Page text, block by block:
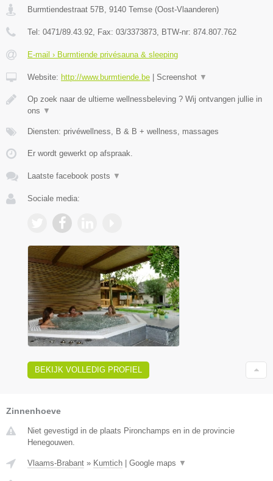
Burmtiendestraat 57B, 9140 Temse (Oost-Vlaanderen)
Tel: 0471/89.43.92, Fax: 03/3373873, BTW-nr: 874.807.762
E-mail › Burmtiende privésauna & sleeping
Website: http://www.burmtiende.be Screenshot ▼
Op zoek naar de ultieme wellnessbeleving ? Wij ontvangen jullie in
ons ▼
Diensten: privéwellness, B & B + wellness, massages
Er wordt gewerkt op afspraak.
Laatste facebook posts ▼
Sociale media:
BEKIJK VOLLEDIG PROFIEL
Zinnenhoeve
Niet gevestigd in de plaats Pironchamps en in de provincie
Henegouwen.
Vlaams-Brabant » Kumtich Google maps ▼